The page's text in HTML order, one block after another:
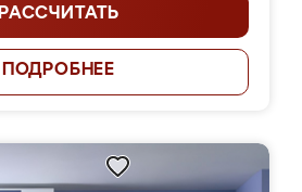
РАССЧИТАТЬ
ПОДРОБНЕЕ